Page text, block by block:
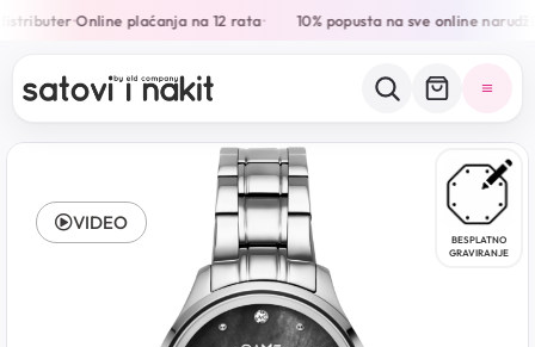
•Online plaćanja na 12 rata• 10% popusta na sve online
BESPLATNO
GRAVIRANJE
VIDEO